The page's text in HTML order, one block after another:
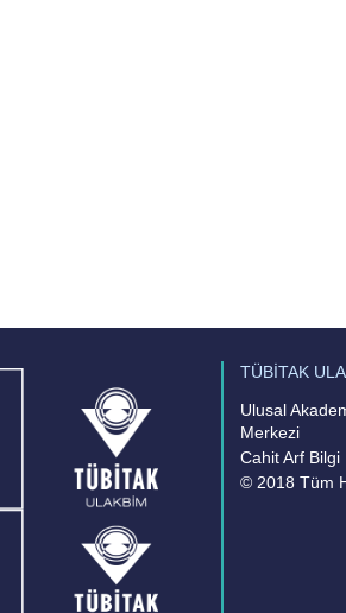
TÜBİTAK
Ulusal
Merkezi
Cahit Arf Bilgi
© 2018 Tüm